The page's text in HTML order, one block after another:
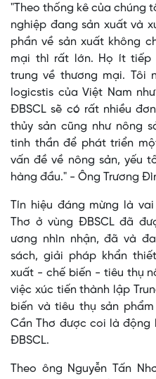
"Theo thống kê của chúng
nghiệp đang sản xuất và
phần về sản xuất không
mại thì rất lớn. Họ ít tiếp
trung về thương mại. Tôi
logicstis của Việt Nam
ĐBSCL sẽ có rất nhiều
thủy sản cũng như nông
tinh thần để phát triển
vấn đề về nông sản, yếu
hàng đầu." - Ông Trương
Tín hiệu đáng mừng là
Thơ ở vùng ĐBSCL đã
ương nhìn nhận, đã và
sách, giải pháp khẩn
xuất - chế biến - tiêu thụ
việc xúc tiến thành lập
biến và tiêu thụ sản
Cần Thơ được coi là động
ĐBSCL.
Theo ông Nguyễn Tấn